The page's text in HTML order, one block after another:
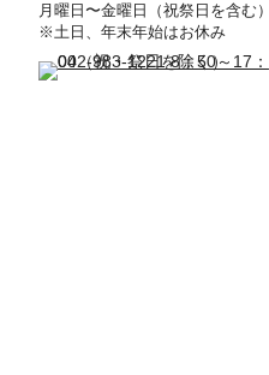
月曜日〜金曜日（祝祭日を含む）
※土日、年末年始はお休み